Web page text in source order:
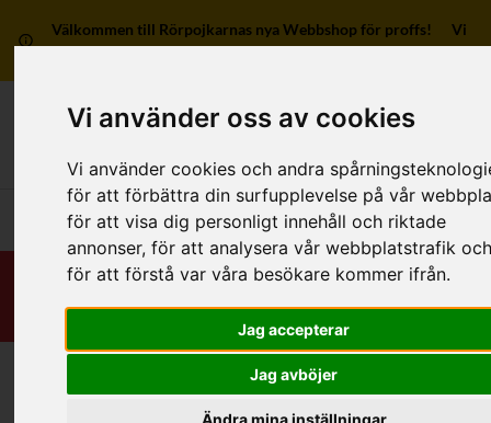
Vi använder oss av cookies
Vi använder cookies och andra
för att förbättra din surfupplevelse på vår
för att visa dig personligt innehåll och riktade
annonser, för att analysera vår webbplatstrafik
för att förstå var våra besökare kommer ifrån.
Jag accepterar
Jag avböjer
Välkommen till Rörpojkarnas nya Webbshop för proffs! Vi
har ingen försäljning till privatpersoner.
Huvudmeny
/ Vatten/Värme/Gas